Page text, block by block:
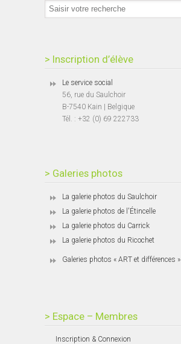
> Inscription d’élève
Le service social
56, rue du Saulchoir
B-7540 Kain | Belgique
Tél. : +32 (0) 69 222733
> Galeries photos
La galerie photos du Saulchoir
La galerie photos de l'Étincelle
La galerie photos du Carrick
La galerie photos du Ricochet
Galeries photos « ART et différences »
> Espace – Membres
Inscription & Connexion